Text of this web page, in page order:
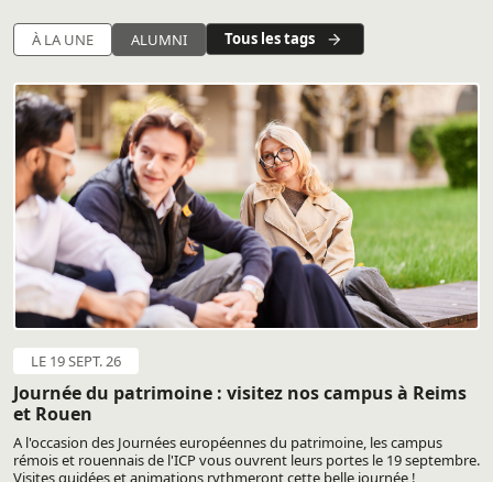
À LA UNE ALUMNI Tous les tags
LE 19 SEPT. 26
Journée du patrimoine : visitez nos campus à Reims
et Rouen
A l'occasion des Journées européennes du patrimoine, les campus
rémois et rouennais de l'ICP vous ouvrent leurs portes le 19 septembre.
Visites guidées et animations rythmeront cette belle journée !